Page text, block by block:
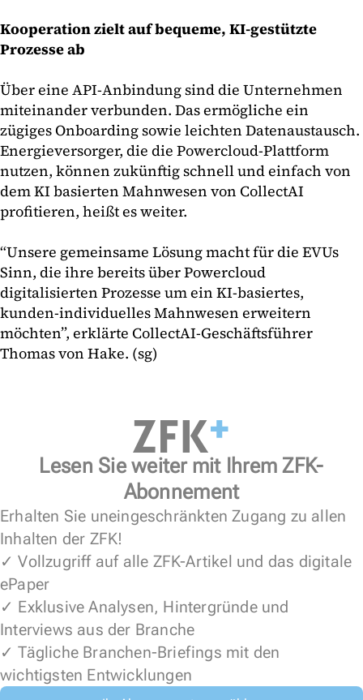
Kooperation zielt auf bequeme, KI-gestützte
Prozesse ab
Über eine API-Anbindung sind die Unternehmen
miteinander verbunden. Das ermögliche ein
zügiges Onboarding sowie leichten Datenaustausch.
Energieversorger, die die Powercloud-Plattform
nutzen, können zukünftig schnell und einfach von
dem KI basierten Mahnwesen von CollectAI
profitieren, heißt es weiter.
“Unsere gemeinsame Lösung macht für die EVUs
Sinn, die ihre bereits über Powercloud
digitalisierten Prozesse um ein KI-basiertes,
kunden-individuelles Mahnwesen erweitern
möchten”, erklärte CollectAI-Geschäftsführer
Thomas von Hake. (sg)
Lesen Sie weiter mit Ihrem ZFK-
Abonnement
Erhalten Sie uneingeschränkten Zugang zu allen
Inhalten der ZFK!
✓ Vollzugriff auf alle ZFK-Artikel und das digitale
ePaper
✓ Exklusive Analysen, Hintergründe und
Interviews aus der Branche
✓ Tägliche Branchen-Briefings mit den
wichtigsten Entwicklungen